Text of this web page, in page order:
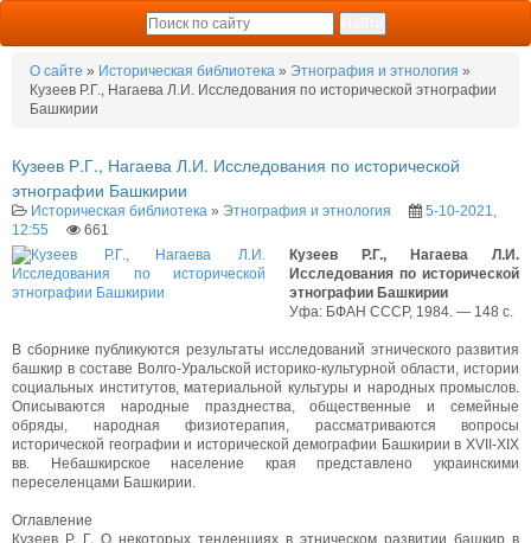
О сайте » Историческая библиотека » Этнография и этнология »
Кузеев Р.Г., Нагаева Л.И. Исследования по исторической этнографии
Башкирии
Кузеев Р.Г., Нагаева Л.И. Исследования по исторической
этнографии Башкирии
Историческая библиотека » Этнография и этнология
5-10-2021,
12:55
661
Кузеев Р.Г., Нагаева Л.И.
Исследования по исторической
этнографии Башкирии
Уфа: БФАН СССР, 1984. — 148 с.
В сборнике публикуются результаты исследований этнического развития
башкир в составе Волго-Уральской историко-культурной области, истории
социальных институтов, материальной культуры и народных промыслов.
Описываются народные празднества, общественные и семейные
обряды, народная физиотерапия, рассматриваются вопросы
исторической географии и исторической демографии Башкирии в XVII-XIX
вв. Небашкирское население края представлено украинскими
переселенцами Башкирии.
Оглавление
Кузеев Р. Г. О некоторых тенденциях в этническом развитии башкир в